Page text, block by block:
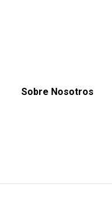
Sobre Nosotros